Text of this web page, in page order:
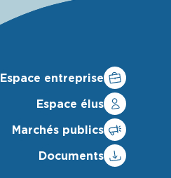
Espace entreprise
Espace élus
Marchés publics
Documents